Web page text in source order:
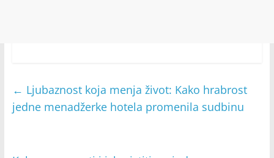
← Ljubaznost koja menja život: Kako hrabrost
jedne menadžerke hotela promenila sudbinu